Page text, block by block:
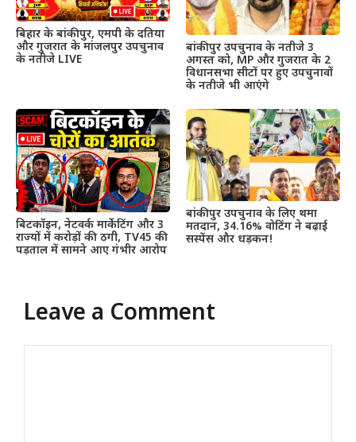
बिहार के बांकीपुर, एमपी के दतिया
और गुजरात के मांजलपुर उपचुनाव
के नतीजे LIVE
बांकीपुर उपचुनाव के नतीजे 3
अगस्त को, MP और गुजरात के 2
विधानसभा सीटों पर हुए उपचुनावों
के नतीजे भी आएंगे
बिटकॉइन, नेटवर्क मार्केटिंग और 3
राज्यों में करोड़ों की ठगी, TV45 की
पड़ताल में सामने आए गंभीर आरोप
बांकीपुर उपचुनाव के लिए थमा
मतदान, 34.16% वोटिंग ने बढ़ाई
सस्पेंस और धड़कन!
Leave a Comment